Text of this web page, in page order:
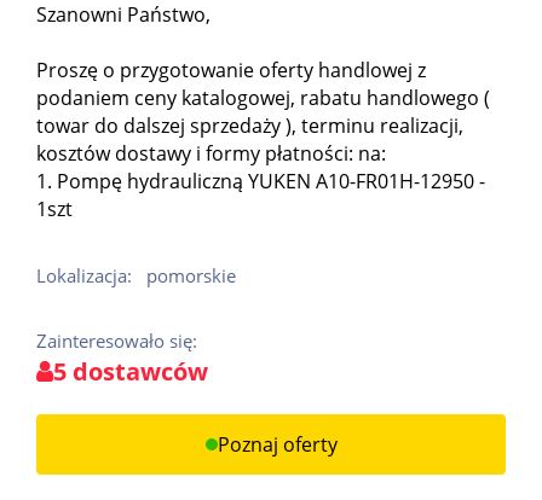
Szanowni Państwo,
Proszę o przygotowanie oferty handlowej z
podaniem ceny katalogowej, rabatu handlowego (
towar do dalszej sprzedaży ), terminu realizacji,
kosztów dostawy i formy płatności: na:
1. Pompę hydrauliczną YUKEN A10-FR01H-12950 -
1szt
Lokalizacja: pomorskie
Zainteresowało się:
5 dostawców
Poznaj oferty